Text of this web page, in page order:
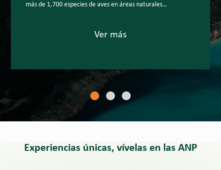
más de 1,700 especies de aves en áreas naturales
creciente pérdida de biodiversidad, el Perú mantiene el 96 %
Ver más
Experiencias únicas, vívelas en las ANP